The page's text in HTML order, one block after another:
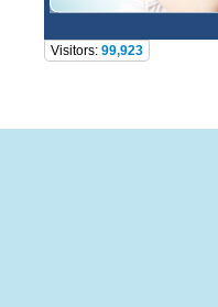
Visitors: 99,923